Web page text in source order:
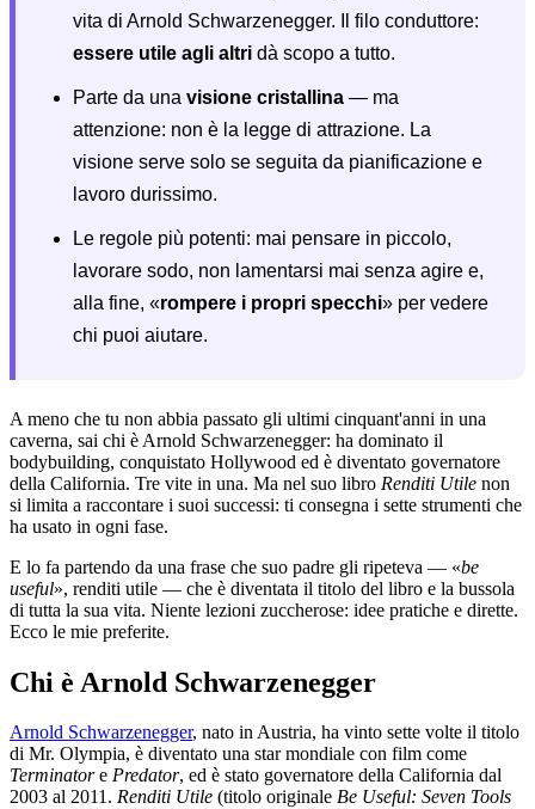
vita di Arnold Schwarzenegger. Il filo conduttore:
essere utile agli altri dà scopo a tutto.
Parte da una visione cristallina — ma
attenzione: non è la legge di attrazione. La
visione serve solo se seguita da pianificazione e
lavoro durissimo.
Le regole più potenti: mai pensare in piccolo,
lavorare sodo, non lamentarsi mai senza agire e,
alla fine, «rompere i propri specchi» per vedere
chi puoi aiutare.
A meno che tu non abbia passato gli ultimi cinquant'anni in una
caverna, sai chi è Arnold Schwarzenegger: ha dominato il
bodybuilding, conquistato Hollywood ed è diventato governatore
della California. Tre vite in una. Ma nel suo libro Renditi Utile non
si limita a raccontare i suoi successi: ti consegna i sette strumenti che
ha usato in ogni fase.
E lo fa partendo da una frase che suo padre gli ripeteva — «be
useful», renditi utile — che è diventata il titolo del libro e la bussola
di tutta la sua vita. Niente lezioni zuccherose: idee pratiche e dirette.
Ecco le mie preferite.
Chi è Arnold Schwarzenegger
Arnold Schwarzenegger, nato in Austria, ha vinto sette volte il titolo
di Mr. Olympia, è diventato una star mondiale con film come
Terminatore Predator, ed è stato governatore della California dal
2003 al 2011. Renditi Utile (titolo originale Be Useful: Seven Tools